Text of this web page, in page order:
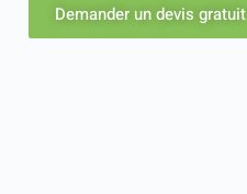
Demander un devis gratuit